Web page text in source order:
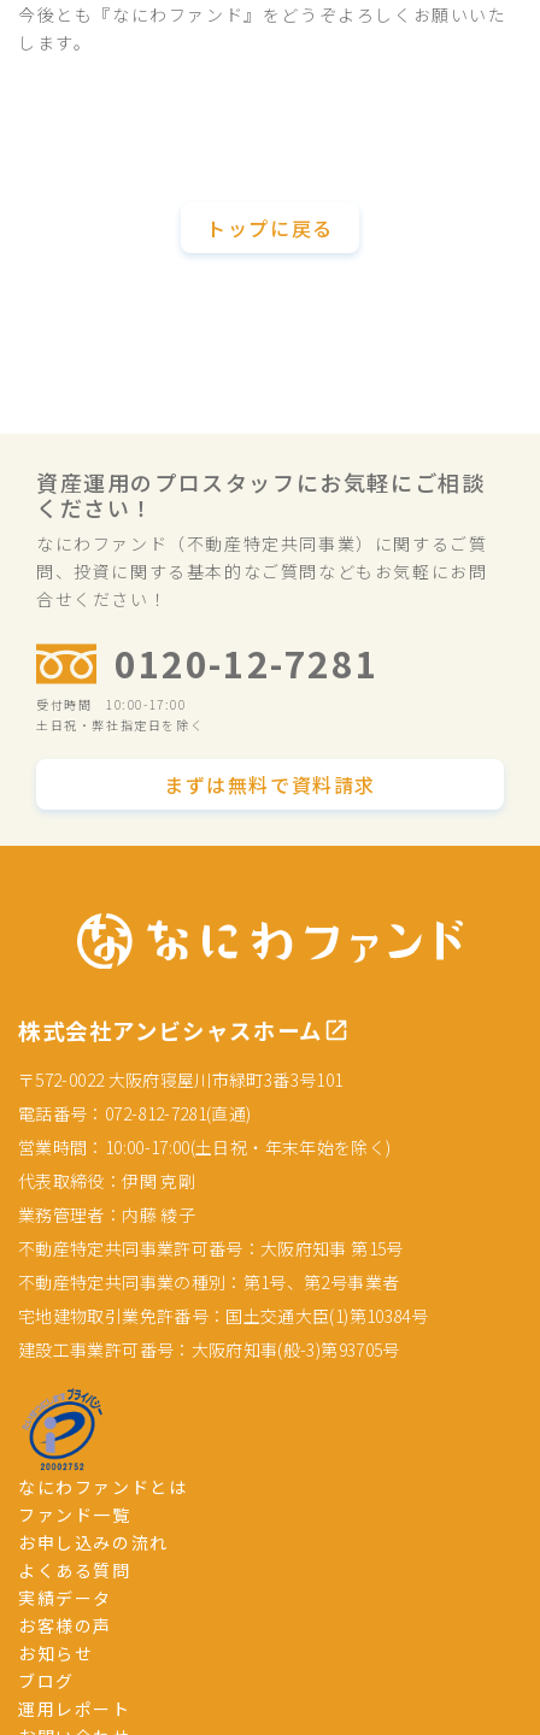
今後とも『なにわファンド』をどうぞよろしくお願いいた
します。
トップに戻る
資産運用のプロスタッフにお気軽にご相談
ください！
なにわファンド（不動産特定共同事業）に関するご質
問、投資に関する基本的なご質問などもお気軽にお問
合せください！
0120-12-7281
受付時間 10:00-17:00
土日祝・弊社指定日を除く
まずは無料で資料請求
株式会社アンビシャスホーム
〒572-0022 大阪府寝屋川市緑町3番3号101
電話番号：072-812-7281(直通)
営業時間：10:00-17:00(土日祝・年末年始を除く)
代表取締役：伊関 克剛
業務管理者：内藤 綾子
不動産特定共同事業許可番号：大阪府知事 第15号
不動産特定共同事業の種別：第1号、第2号事業者
宅地建物取引業免許番号：国土交通大臣(1)第10384号
建設工事業許可番号：大阪府知事(般-3)第93705号
なにわファンドとは
ファンド一覧
お申し込みの流れ
よくある質問
実績データ
お客様の声
お知らせ
ブログ
運用レポート